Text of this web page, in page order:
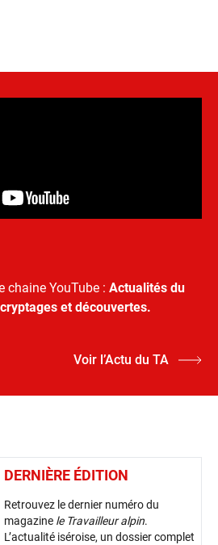
chaine YouTube : Actualités du
et découvertes.
Voir l’Actu du TA
DERNIÈRE ÉDITION
Retrouvez le dernier numéro du
magazine le Travailleur alpin.
L’actualité iséroise, un dossier complet